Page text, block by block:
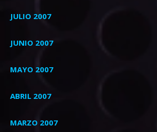
JULIO 2007
JUNIO 2007
MAYO 2007
ABRIL 2007
MARZO 2007